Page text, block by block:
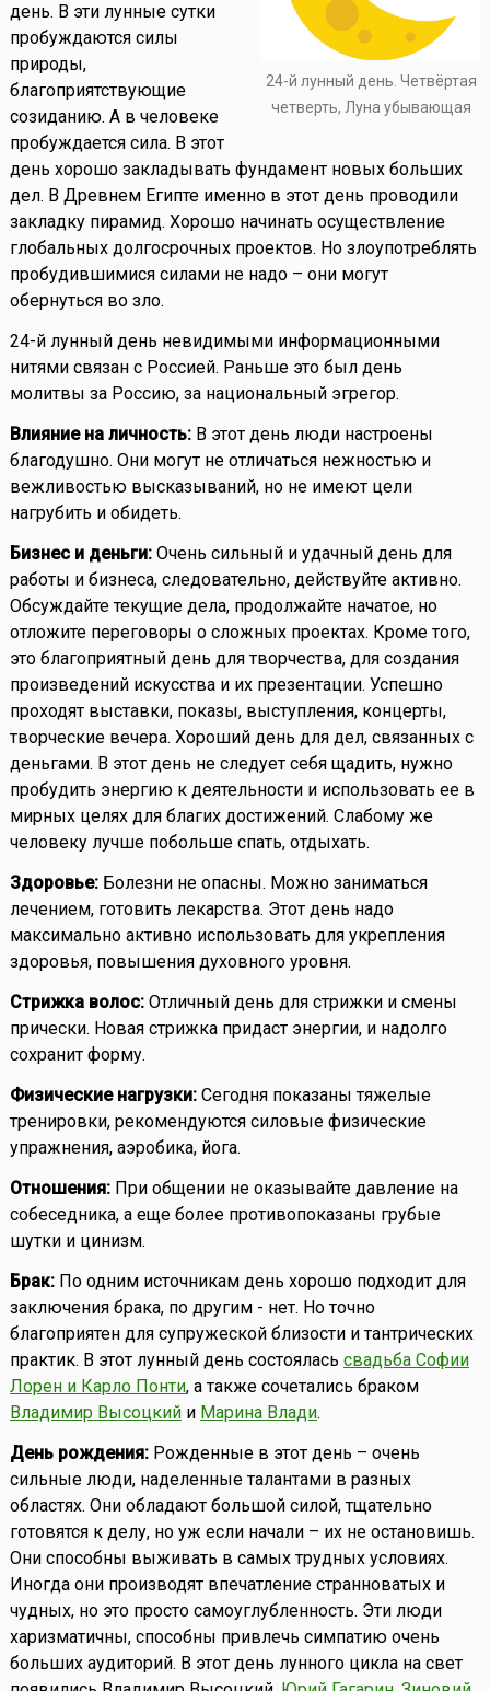
24-й лунный день. Четвёртая
четверть, Луна убывающая
день. В эти лунные сутки
пробуждаются силы
природы,
благоприятствующие
созиданию. А в человеке
пробуждается сила. В этот
день хорошо закладывать фундамент новых больших
дел. В Древнем Египте именно в этот день проводили
закладку пирамид. Хорошо начинать осуществление
глобальных долгосрочных проектов. Но злоупотреблять
пробудившимися силами не надо – они могут
обернуться во зло.
24-й лунный день невидимыми информационными
нитями связан с Россией. Раньше это был день
молитвы за Россию, за национальный эгрегор.
Влияние на личность:В этот день люди настроены
благодушно. Они могут не отличаться нежностью и
вежливостью высказываний, но не имеют цели
нагрубить и обидеть.
Бизнес и деньги:Очень сильный и удачный день для
работы и бизнеса, следовательно, действуйте активно.
Обсуждайте текущие дела, продолжайте начатое, но
отложите переговоры о сложных проектах. Кроме того,
это благоприятный день для творчества, для создания
произведений искусства и их презентации. Успешно
проходят выставки, показы, выступления, концерты,
творческие вечера. Хороший день для дел, связанных с
деньгами. В этот день не следует себя щадить, нужно
пробудить энергию к деятельности и использовать ее в
мирных целях для благих достижений. Слабому же
человеку лучше побольше спать, отдыхать.
Здоровье:Болезни не опасны. Можно заниматься
лечением, готовить лекарства. Этот день надо
максимально активно использовать для укрепления
здоровья, повышения духовного уровня.
Стрижка волос:Отличный день для стрижки и смены
прически. Новая стрижка придаст энергии, и надолго
сохранит форму.
Физические нагрузки:Сегодня показаны тяжелые
тренировки, рекомендуются силовые физические
упражнения, аэробика, йога.
Отношения:При общении не оказывайте давление на
собеседника, а еще более противопоказаны грубые
шутки и цинизм.
Брак:По одним источникам день хорошо подходит для
заключения брака, по другим - нет. Но точно
благоприятен для супружеской близости и тантрических
практик. В этот лунный день состоялась свадьба Софии
Лорен и Карло Понти, а также сочетались браком
Владимир Высоцкийи Марина Влади.
День рождения:Рожденные в этот день – очень
сильные люди, наделенные талантами в разных
областях. Они обладают большой силой, тщательно
готовятся к делу, но уж если начали – их не остановишь.
Они способны выживать в самых трудных условиях.
Иногда они производят впечатление странноватых и
чудных, но это просто самоуглубленность. Эти люди
харизматичны, способны привлечь симпатию очень
больших аудиторий. В этот день лунного цикла на свет